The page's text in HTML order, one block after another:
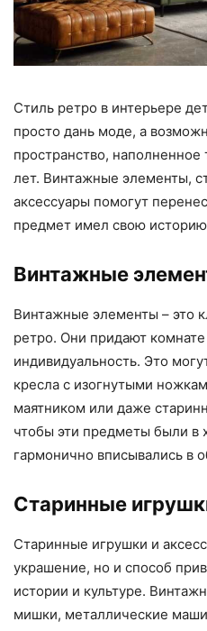
Стиль ретро в интерьере
просто дань моде, а
пространство,
лет. Винтажные элементы,
аксессуары помогут
предмет имел свою
Винтажные
Винтажные элементы – это
ретро. Они придают
индивидуальность. Это
кресла с изогнутыми
маятником или даже
чтобы эти предметы были в
гармонично вписывались в
Старинные
Старинные игрушки и
украшение, но и способ
истории и культуре.
мишки, металлические